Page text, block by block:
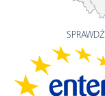
SPRAWDŹ